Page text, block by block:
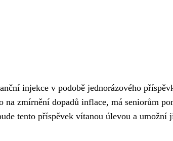
injekce v podobě jednorázového
na zmírnění dopadů inflace, má seniorům
tento příspěvek vítanou úlevou a